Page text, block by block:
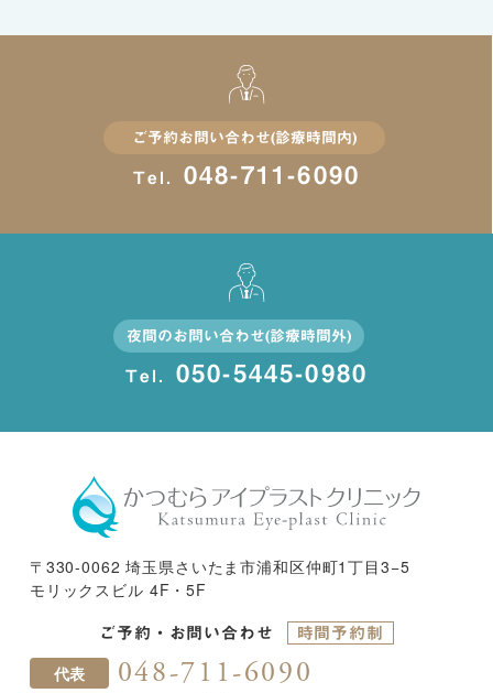
ご予約お問い合わせ(診療時間内)
Tel. 048-711-6090
夜間のお問い合わせ(診療時間外)
Tel. 050-5445-0980
〒330-0062 埼玉県さいたま市浦和区仲町1丁目3−5
モリックスビル 4F・5F
ご予約・お問い合わせ 時間予約制
代表 048-711-6090